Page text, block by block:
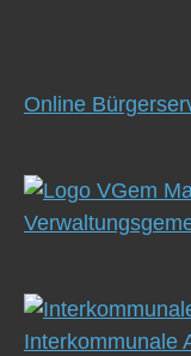
Online
Interkommunale